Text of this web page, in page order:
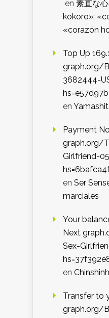
en 素直な
kokoro»:
«corazón
Top Up
graph.org/
3682444-
en
Payment
graph.org/
Girlfriend-
en Ser
marciales
Your
Next
Sex-
en
Transfer to
graph.org/